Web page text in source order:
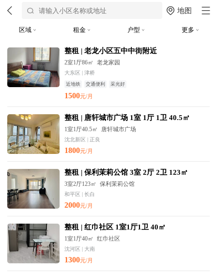
地图
区域 租金 户型 更多
整租 | 老龙小区五中中街附近
2室1厅86㎡ 老龙家园
大东区 | 津桥
近地铁 交通便利 采光好
1500元/月
整租 | 唐轩城市广场 1室 1厅 1卫 40.5㎡
1室1厅40.5㎡ 唐轩城市广场
沈北新区 | 正良
1800元/月
整租 | 保利茉莉公馆 3室 2厅 2卫 123㎡
3室2厅123㎡ 保利茉莉公馆
和平区 | 长白
2000元/月
整租 | 红巾社区 1室1厅1卫 40㎡
1室1厅40㎡ 红巾社区
沈河区 | 大南
1300元/月